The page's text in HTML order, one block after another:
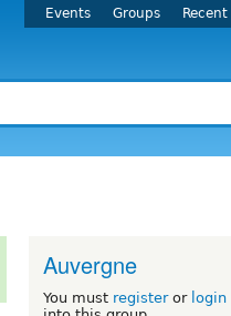
Events Groups Recent
Auvergne
You must registeror login